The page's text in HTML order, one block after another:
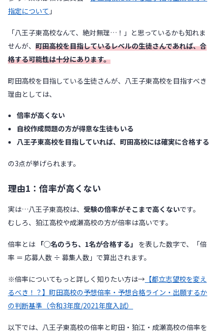
指定について 」
「八王子東高校なんて、絶対無理…！」と思っているかも知れま
せんが、 町田高校を目指しているレベルの生徒さんであれば、合
格する可能性は十分にあります。
町田高校を目指している生徒さんが、八王子東高校を目指すべき
理由としては、
倍率が高くない
自校作成問題の方が得意な生徒もいる
八王子東高校を目指していれば、町田高校には確実に合格する
の3点が挙げられます。
理由1：倍率が高くない
実は…八王子東高校は、 受験の倍率がそこまで高くないです。
むしろ、狛江高校や成瀬高校の方が倍率は高いです。
倍率とは 「◯名のうち、1名が合格する」
を表した数字で、「倍
率 ＝ 応募人数 ÷ 募集人数」で算出されます。
※倍率についてもっと詳しく知りたい方は→ 【都立志望校を変え
るべき！？】町田高校の予想倍率・予想合格ライン・出願するか
の判断基準（令和3年度/2021年度入試）
以下では、八王子東高校の倍率と町田・狛江・成瀬高校の倍率を